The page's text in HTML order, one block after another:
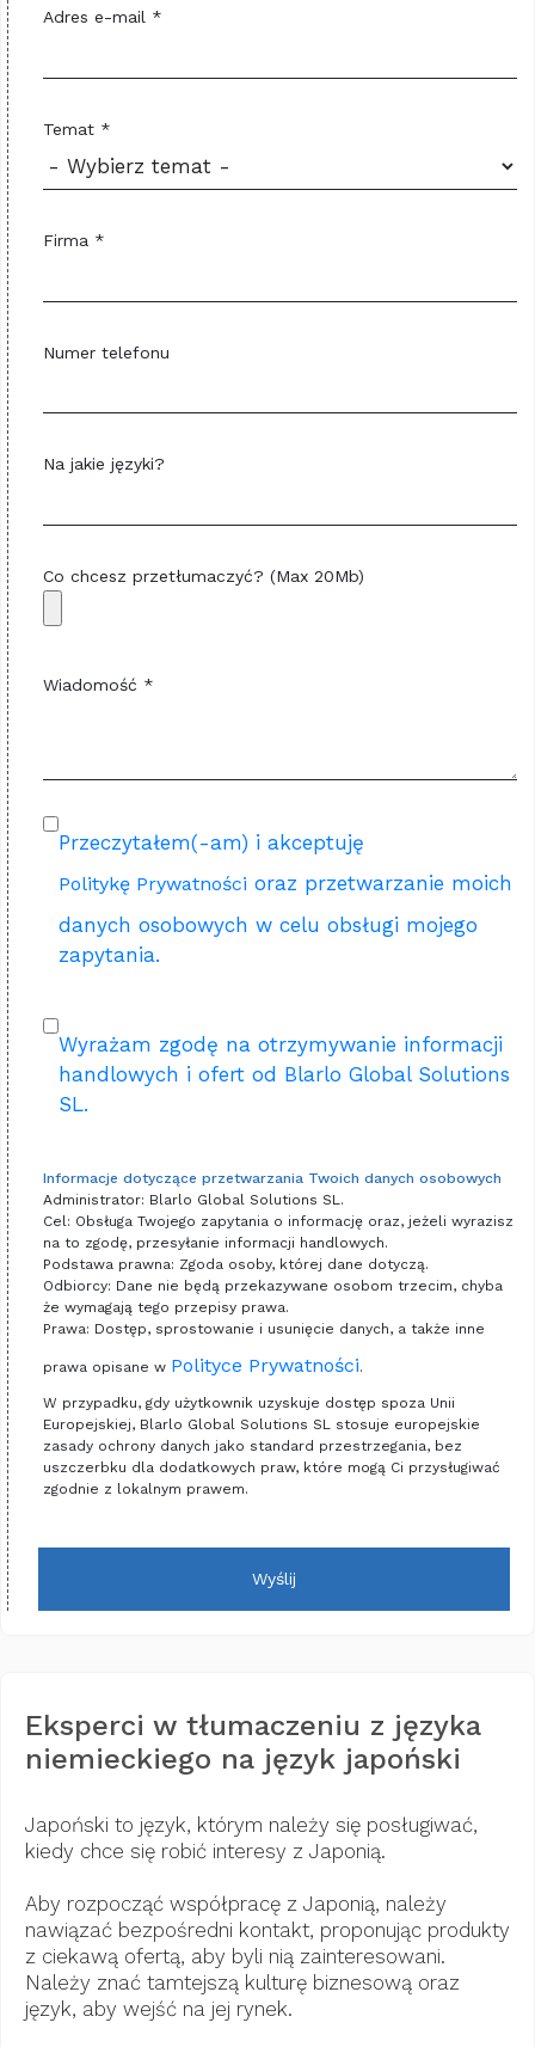
Adres e-mail *
Temat *
Firma *
Numer telefonu
Na jakie języki?
Co chcesz przetłumaczyć? (Max 20Mb)
Wiadomość *
Przeczytałem(-am) i akceptuję
Politykę Prywatności oraz przetwarzanie moich
danych osobowych w celu obsługi mojego
zapytania.
Wyrażam zgodę na otrzymywanie informacji
handlowych i ofert od Blarlo Global Solutions
SL.
Informacje dotyczące przetwarzania Twoich danych osobowych
Administrator: Blarlo Global Solutions SL.
Cel: Obsługa Twojego zapytania o informację oraz, jeżeli wyrazisz
na to zgodę, przesyłanie informacji handlowych.
Podstawa prawna: Zgoda osoby, której dane dotyczą.
Odbiorcy: Dane nie będą przekazywane osobom trzecim, chyba
że wymagają tego przepisy prawa.
Prawa: Dostęp, sprostowanie i usunięcie danych, a także inne
prawa opisane w Polityce Prywatności.
W przypadku, gdy użytkownik uzyskuje dostęp spoza Unii
Europejskiej, Blarlo Global Solutions SL stosuje europejskie
zasady ochrony danych jako standard przestrzegania, bez
uszczerbku dla dodatkowych praw, które mogą Ci przysługiwać
zgodnie z lokalnym prawem.
Wyślij
Eksperci w tłumaczeniu z języka
niemieckiego na język japoński
Japoński to język, którym należy się posługiwać,
kiedy chce się robić interesy z Japonią.
Aby rozpocząć współpracę z Japonią, należy
nawiązać bezpośredni kontakt, proponując produkty
z ciekawą ofertą, aby byli nią zainteresowani.
Należy znać tamtejszą kulturę biznesową oraz
język, aby wejść na jej rynek.